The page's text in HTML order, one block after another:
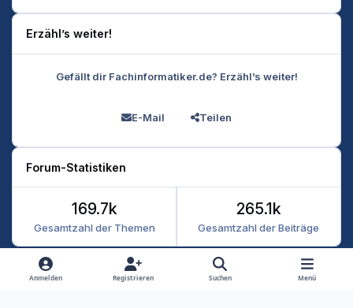
Erzähl’s weiter!
Gefällt dir Fachinformatiker.de? Erzähl’s weiter!
E-Mail Teilen
Forum-Statistiken
Gesamtzahl der Themen
169.7k
Gesamtzahl der Beiträge
265.1k
Heller Modus
Dunkler Modus
Systemeinstellung
Anmelden Registrieren Suchen Menü